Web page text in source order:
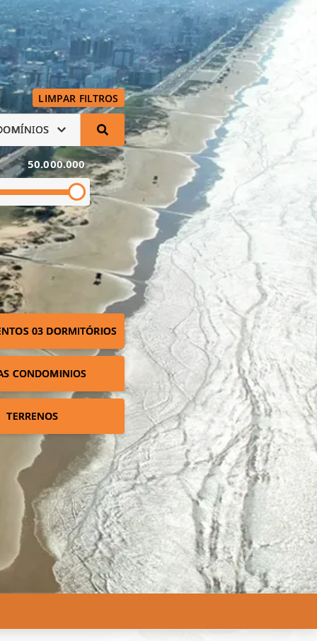
LIMPAR FILTROS
50.000.000
03 DORMITÓRIOS
CONDOMINIOS
TERRENOS